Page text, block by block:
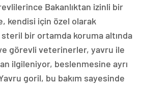
Bakanlıktan izinli bir
kendisi için özel olarak
steril bir ortamda koruma altında
görevli veterinerler, yavru ile
ilgileniyor, beslenmesine ayrı
goril, bu bakım sayesinde